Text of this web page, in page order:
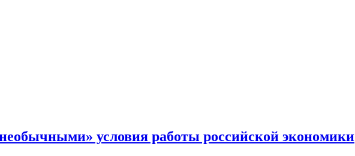
условия работы российской экономики